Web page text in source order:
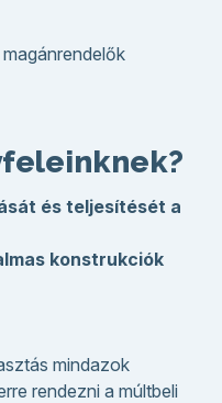
és teljesítését a
konstrukciók
mindazok
rendezni a múltbeli